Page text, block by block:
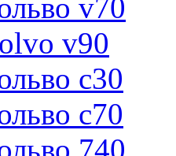
v70
v90
c30
c70